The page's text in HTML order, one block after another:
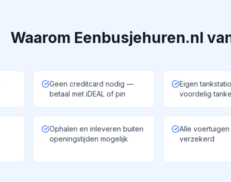
Waarom Eenbusjehuren.nl
Geen creditcard nodig —
betaal met iDEAL of pin
Eigen
voordelig
Ophalen en inleveren buiten
openingstijden mogelijk
Alle
verzekerd